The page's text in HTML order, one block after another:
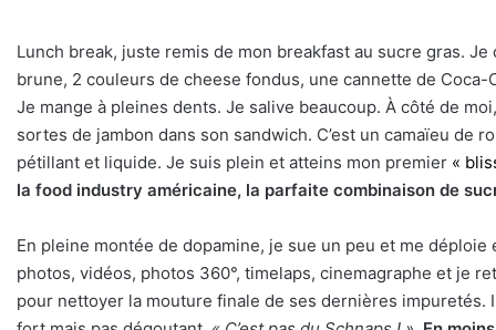
Lunch break, juste remis de mon breakfast au sucre gras.
brune, 2 couleurs de cheese fondus, une cannette de
Je mange à pleines dents. Je salive beaucoup. À côté de
sortes de jambon dans son sandwich. C’est un camaïeu de
pétillant et liquide. Je suis plein et atteins mon premier «
la food industry américaine, la parfaite combinaison de
En pleine montée de dopamine, je sue un peu et me
photos, vidéos, photos 360°, timelaps, cinemagraphe et je
pour nettoyer la mouture finale de ses dernières impuretés.